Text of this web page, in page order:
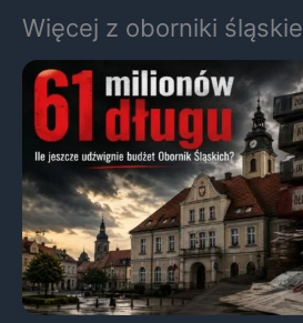
Więcej z oborniki śląskie